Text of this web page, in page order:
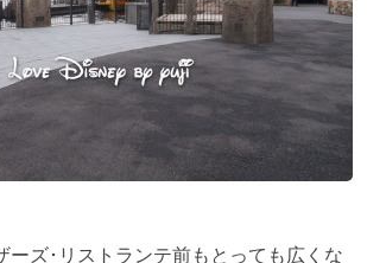
ーズ･リストランテ前もとっても広くな